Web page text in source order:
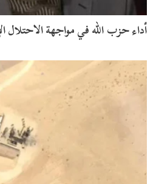
أداء حزب الله في مواجهة الاحتلال